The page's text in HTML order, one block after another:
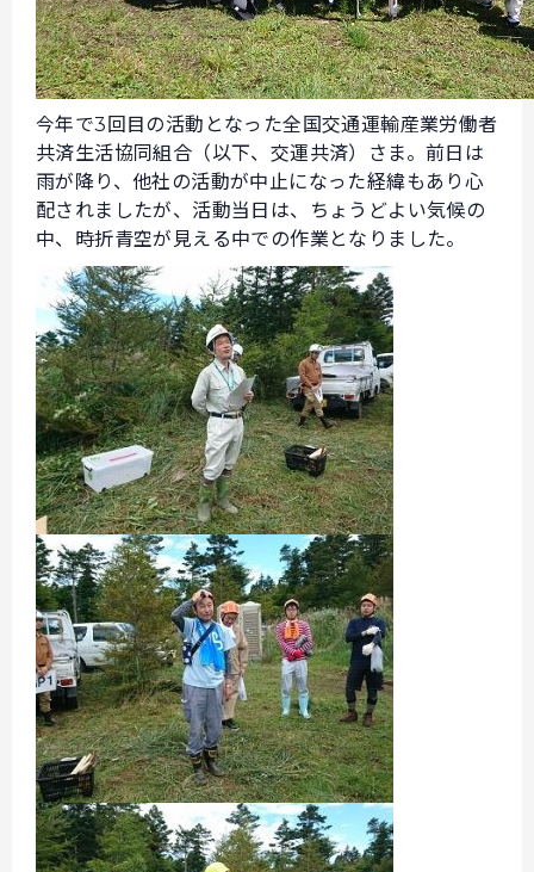
今年で3回目の活動となった全国交通運輸産業労働者
共済生活協同組合（以下、交運共済）さま。前日は
雨が降り、他社の活動が中止になった経緯もあり心
配されましたが、活動当日は、ちょうどよい気候の
中、時折青空が見える中での作業となりました。